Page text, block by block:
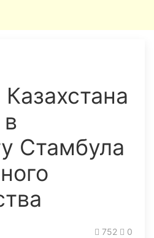
Стамбула
752 0